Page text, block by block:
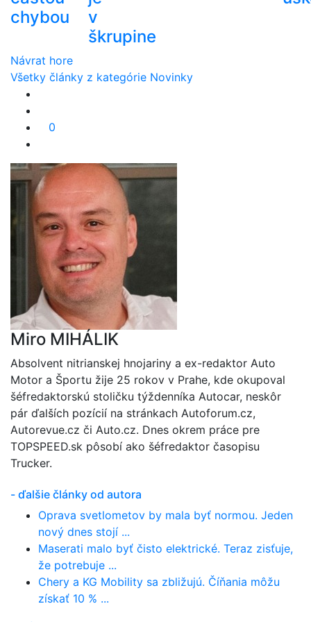
chybou
v
škrupine
Návrat hore
Všetky články z kategórie Novinky
0
Miro MIHÁLIK
Absolvent nitrianskej hnojariny a ex-redaktor Auto
Motor a Športu žije 25 rokov v Prahe, kde okupoval
šéfredaktorskú stoličku týždenníka Autocar, neskôr
pár ďalších pozícií na stránkach Autoforum.cz,
Autorevue.cz či Auto.cz. Dnes okrem práce pre
TOPSPEED.sk pôsobí ako šéfredaktor časopisu
Trucker.
- ďalšie články od autora
Oprava svetlometov by mala byť normou. Jeden
nový dnes stojí ...
Maserati malo byť čisto elektrické. Teraz zisťuje,
že potrebuje ...
Chery a KG Mobility sa zbližujú. Číňania môžu
získať 10 % ...